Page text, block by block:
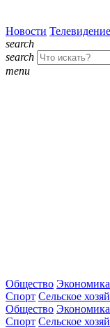
Новости Телевидение
search
search
menu
Общество Экономика
Спорт Сельское
Общество Экономика
Спорт Сельское